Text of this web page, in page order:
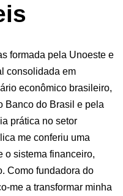
formada pela Unoeste e
consolidada em
econômico brasileiro,
Banco do Brasil e pela
prática no setor
me conferiu uma
o sistema financeiro,
Como fundadora do
me a transformar minha